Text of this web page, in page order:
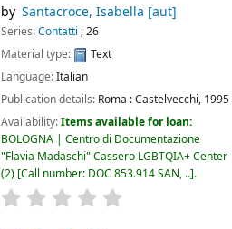
by Santacroce, Isabella [aut]
Series:Contatti ; 26
Material type:
Text
Language:Italian
Publication details: Roma :Castelvecchi, 1995
Availability:Items available for loan:
BOLOGNA | Centro di Documentazione
"Flavia Madaschi" Cassero LGBTQIA+ Center
(2) Call number: DOC 853.914 SAN, .. .
star rating